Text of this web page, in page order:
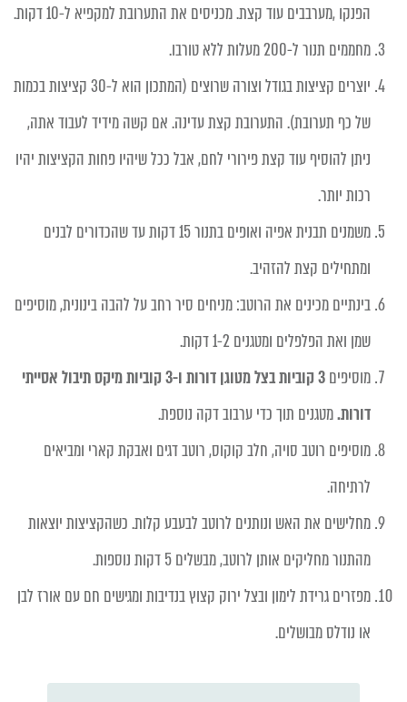
הפנקו ,מערבבים עוד קצת. מכניסים את התערובת למקפיא ל-10 דקות.
מחממים תנור ל-200 מעלות ללא טורבו.
יוצרים קציצות בגודל וצורה שרוצים (המתכון הוא ל-30 קציצות בכמות
של כף תערובת). התערובת קצת עדינה. אם קשה מידיד לעבוד אתה,
ניתן להוסיף עוד קצת פירורי לחם, אבל ככל שיהיו פחות הקציצות יהיו
רכות יותר.
משמנים תבנית אפיה ואופים בתנור 15 דקות עד שהכדורים לבנים
ומתחילים קצת להזהיב.
בינתיים מכינים את הרוטב: מניחים סיר רחב על להבה בינונית, מוסיפים
שמן ואת הפלפלים ומטגנים 1-2 דקות.
מוסיפים
3 קוביות בצל מטוגן דורות ו-3 קוביות מיקס תיבול אסייתי
דורות.מטגנים תוך כדי ערבוב דקה נוספת.
מוסיפים רוטב סויה, חלב קוקוס, רוטב דגים ואבקת קארי ומביאים
לרתיחה.
מחלישים את האש ונותנים לרוטב לבעבע קלות. כשהקציצות יוצאות
מהתנור מחליקים אותן לרוטב, מבשלים 5 דקות נוספות.
מפזרים גרידת לימון ובצל ירוק קצוץ בנדיבות ומגישים חם עם אורז לבן
או נודלס מבושלים.